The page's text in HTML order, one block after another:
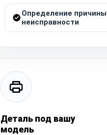
Определение причины
неисправности
Деталь под вашу
модель